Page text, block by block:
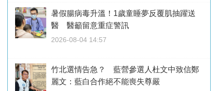
暑假腸病毒升溫！1歲童睡夢反覆肌抽躍送
醫 醫籲留意重症警訊
2026-08-04 14:57
竹北選情告急？ 藍營參選人杜文中致信鄭
麗文：藍白合作絕不能喪失尊嚴